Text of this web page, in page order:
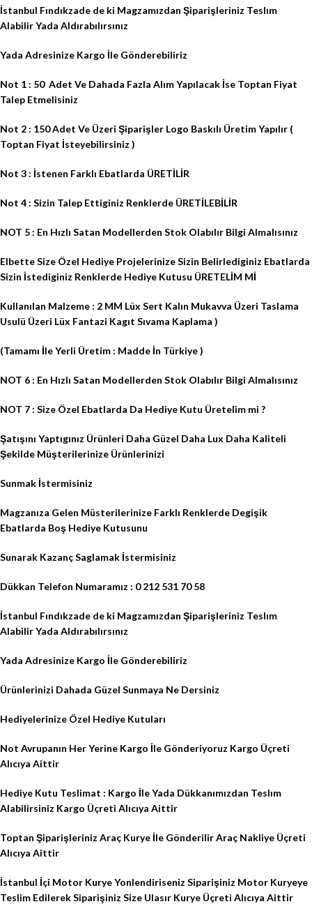
İstanbul Fındıkzade de ki Magzamızdan Şiparişleriniz Teslım
Alabilir Yada Aldırabılırsınız
Yada Adresinize Kargo İle Gönderebiliriz
Not 1 : 50 Adet Ve Dahada Fazla Alım Yapılacak İse Toptan Fiyat
Talep Etmelisiniz
Not 2 : 150 Adet Ve Üzeri Şiparişler Logo Baskılı Üretim Yapılır (
Toptan Fiyat İsteyebilirsiniz )
Not 3 : İstenen Farklı Ebatlarda ÜRETİLİR
Not 4 : Sizin Talep Ettiginiz Renklerde ÜRETİLEBİLİR
NOT 5 : En Hızlı Satan Modellerden Stok Olabılır Bilgi Almalısınız
Elbette Size Özel Hediye Projelerinize Sizin Belirlediginiz Ebatlarda
Sizin İstediginiz Renklerde Hediye Kutusu ÜRETELİM Mİ
Kullanılan Malzeme : 2 MM Lüx Sert Kalın Mukavva Üzeri Taslama
Usulü Üzeri Lüx Fantazi Kagıt Sıvama Kaplama )
(Tamamı İle Yerli Üretim : Madde İn Türkiye )
NOT 6 : En Hızlı Satan Modellerden Stok Olabılır Bilgi Almalısınız
NOT 7 : Size Özel Ebatlarda Da Hediye Kutu Üretelim mi ?
Şatışını Yaptıgınız Ürünleri Daha Güzel Daha Lux Daha Kaliteli
Şekilde Müşterilerinize Ürünlerinizi
Sunmak İstermisiniz
Magzanıza Gelen Müsterilerinize Farklı Renklerde Degişik
Ebatlarda Boş Hediye Kutusunu
Sunarak Kazanç Saglamak İstermisiniz
Dükkan Telefon Numaramız : 0 212 531 70 58
İstanbul Fındıkzade de ki Magzamızdan Şiparişleriniz Teslım
Alabilir Yada Aldırabılırsınız
Yada Adresinize Kargo İle Gönderebiliriz
Ürünlerinizi Dahada Güzel Sunmaya Ne Dersiniz
Hediyelerinize Özel Hediye Kutuları
Not Avrupanın Her Yerine Kargo İle Gönderiyoruz Kargo Üçreti
Alıcıya Aittir
Hediye Kutu Teslimat : Kargo İle Yada Dükkanımızdan Teslım
Alabilirsiniz Kargo Üçreti Alıcıya Aittir
Toptan Şiparişleriniz Araç Kurye İle Gönderilir Araç Nakliye Üçreti
Alıcıya Aittir
İstanbul İçi Motor Kurye Yonlendiriseniz Siparişiniz Motor Kuryeye
Teslim Edilerek Siparişiniz Size Ulasır Kurye Üçreti Alıcıya Aittir